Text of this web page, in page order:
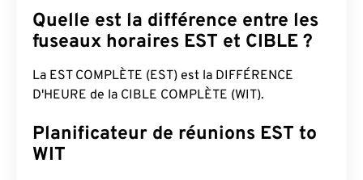
Quelle est la différence entre les
fuseaux horaires EST et CIBLE ?
La EST COMPLÈTE (EST) est la DIFFÉRENCE
D'HEURE de la CIBLE COMPLÈTE (WIT).
Planificateur de réunions EST to
WIT